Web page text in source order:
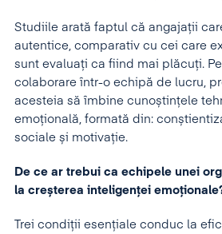
Studiile arată faptul că angajații
autentice, comparativ cu cei care
sunt evaluați ca fiind mai plăcuți.
colaborare într-o echipă de lucru,
acesteia să îmbine cunoștințele
emoțională, formată din:
sociale și motivație.
De ce ar trebui ca echipele unei
la creșterea inteligenței emoț
Trei condiții esențiale conduc la